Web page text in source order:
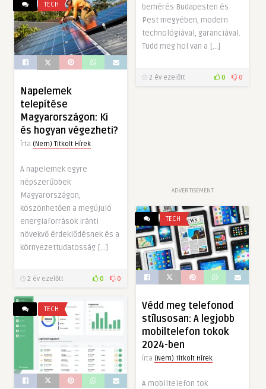
bemérés Budapesten és
Pest megyében, modern
technológiával, garanciával.
Tudd meg hol van a […]
2 év ezelőtt 0 0
TECH
Napelemek
telepítése
Magyarországon: Ki
és hogyan végezheti?
Írta (Nem) Titkolt Hírek
A napelemek egyre
népszerűbbek
Magyarországon,
köszönhetően a megújuló
energiaforrások iránti
növekvő érdeklődésnek és a
környezettudatosság […]
2 év ezelőtt 0 0
ADVERTISEMENT
TECH
Védd meg telefonod
stílusosan: A legjobb
mobiltelefon tokok
2024-ben
Írta (Nem) Titkolt Hírek
A mobiltelefon tok
TECH